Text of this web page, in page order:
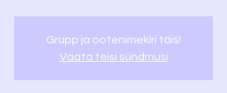
Grupp ja ootenimekiri täis!
Vaata teisi sündmusi